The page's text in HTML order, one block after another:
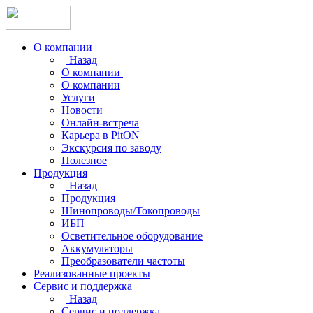
О компании
Назад
О компании
О компании
Услуги
Новости
Онлайн-встреча
Карьера в PitON
Экскурсия по заводу
Полезное
Продукция
Назад
Продукция
Шинопроводы/Токопроводы
ИБП
Осветительное оборудование
Аккумуляторы
Преобразователи частоты
Реализованные проекты
Сервис и поддержка
Назад